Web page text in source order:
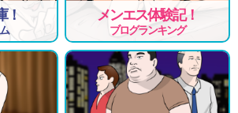
！ メンエス体験記！
ブログランキング